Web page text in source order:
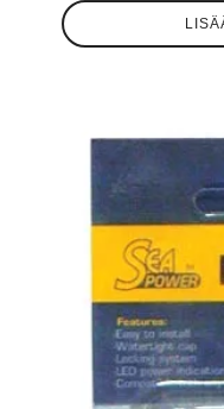
hinta
oli:
hinta
on: